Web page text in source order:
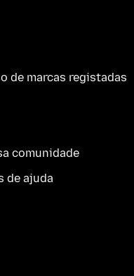
de marcas registadas
comunidade
de ajuda